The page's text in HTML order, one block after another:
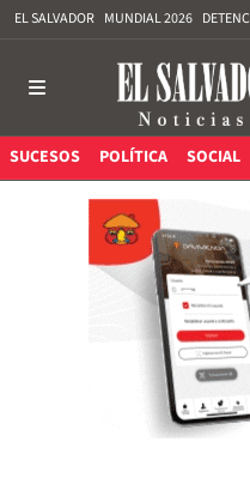
EL SALVADOR MUNDIAL 2026
SUCESOS POLÍTICA SOCIAL